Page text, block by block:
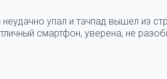
упал и тачпад вышел из
смартфон, уверена, не